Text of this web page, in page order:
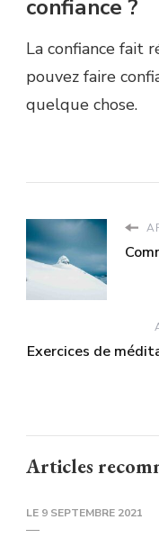
confiance ?
La confiance fait
pouvez faire
quelque chose.
Exercices de
Articles
LE 9 SEPTEMBRE 2021